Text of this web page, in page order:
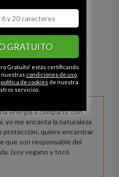
energia a compartir con
yo me encanta la naturaleza
protección. quiero encontrar
que son responsable del
(soy vegano y tocó
GRATUITO
Gratuito” estás certificando
nuestras condiciones de uso,
política de cookies de nuestra
servicios.